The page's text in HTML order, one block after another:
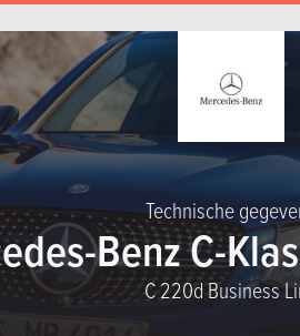
Technische
Benz C-
C 220d Business